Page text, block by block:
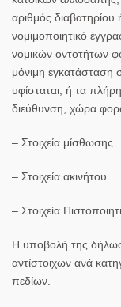
αριθμός
νομιμοποιητικό
νομικών οντοτήτων
μόνιμη
υφίσταται, ή τα
διεύθυνση, χώρα
– Στοιχεία μίσθωσης
– Στοιχεία ακινήτου
– Στοιχεία
Η υποβολή της
αντίστοιχων ανά
πεδίων.